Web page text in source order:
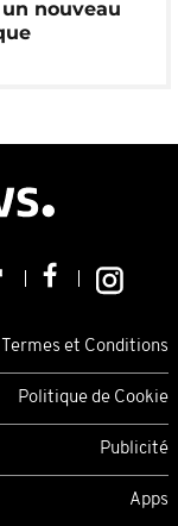
nouveau
Termes et Conditions
Politique de Cookie
Publicité
Apps